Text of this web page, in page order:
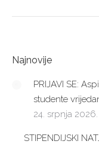
Najnovije
PRIJAVI SE:
studente
24. srpnja 2026.
STIPENDIJSKI